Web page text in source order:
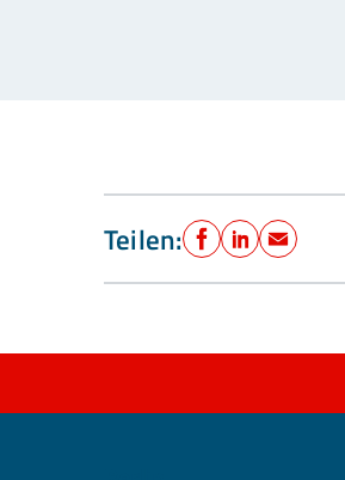
Teilen: Facebook
LinkedIn
E-Mail